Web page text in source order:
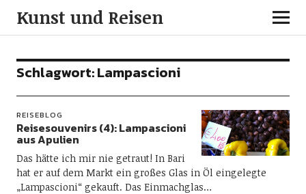
Kunst und Reisen
Schlagwort:Lampascioni
REISEBLOG
Reisesouvenirs (4): Lampascioni
aus Apulien
Das hätte ich mir nie getraut! In Bari
hat er auf dem Markt ein großes Glas in Öl eingelegte
„Lampascioni“ gekauft. Das Einmachglas…